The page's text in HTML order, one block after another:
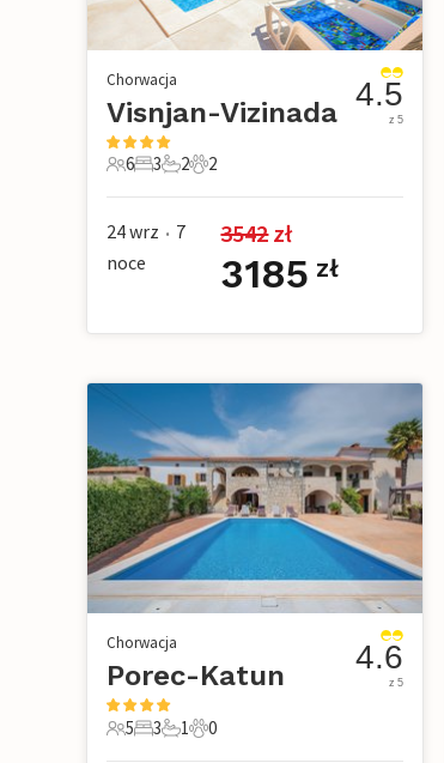
Chorwacja
Visnjan-Vizinada
6 Goście
6
3 Sypialnie
3
2 Łazienki
2
2 Zwierzęta domowe
2
4.5
z 5
24 wrz • 7
noce
3542 zł
3185 zł
Chorwacja
Porec-Katun
5 Goście
5
3 Sypialnie
3
1 Łazienka
1
0 Zwierzęta domowe
0
4.6
z 5